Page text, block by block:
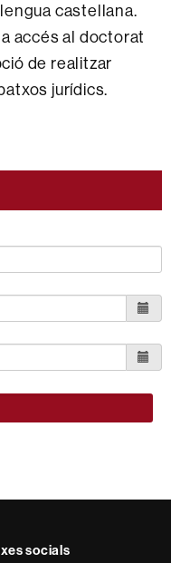
castellana.
accés al doctorat
de realitzar
jurídics.
socials